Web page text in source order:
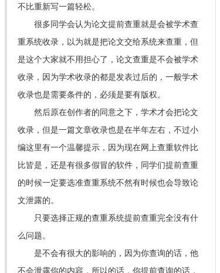
不比重新写一篇轻松。
很多同学会认为论文提前查重就是会被学术查
重系统收录，以为就是把论文交给系统来查重，但
是这个大家就不用担心了，论文查重是不会被学术
收录，因为学术收录的都是发表过后的，一般学术
收录也是需要条件的，必须是要有版权。
然后原在创作者的同意之下，学术才会把论文
收录，但是一篇文章收录也是在半年左右，不过小
编这里有一个温馨提示，因为现在网上查重软件比
比皆是，还是有很多假冒的软件，同学们提前查重
的时候一定要选准查重系统不然有时候也会导致论
文泄露的。
只要选择正规的查重系统提前查重完全没有什
么问题。
是不会有很大的影响的，因为你查询的话，他
不会泄露你的内容，所以的话，你提前查询的话，